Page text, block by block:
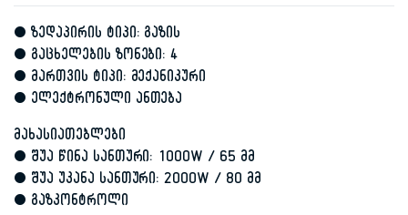
• ზედაპირის ტიპი: გაზის
• გაცხელების ზონები: 4
• მართვის ტიპი: მექანიკური
• ელექტრონული ანთება
მახასიათებლები
• შუა წინა სანთური: 1000W / 65 მმ
• შუა უკანა სანთური: 2000W / 80 მმ
• გაზკონტროლი